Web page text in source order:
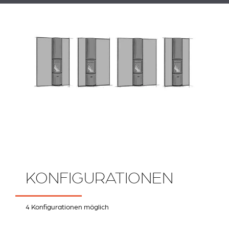
KONFIGURATIONEN
4 Konfigurationen möglich